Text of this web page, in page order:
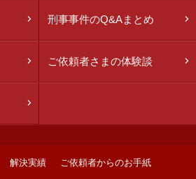
刑事事件のQ&Aまとめ
ご依頼者さまの体験談
解決実績 ご依頼者からのお手紙